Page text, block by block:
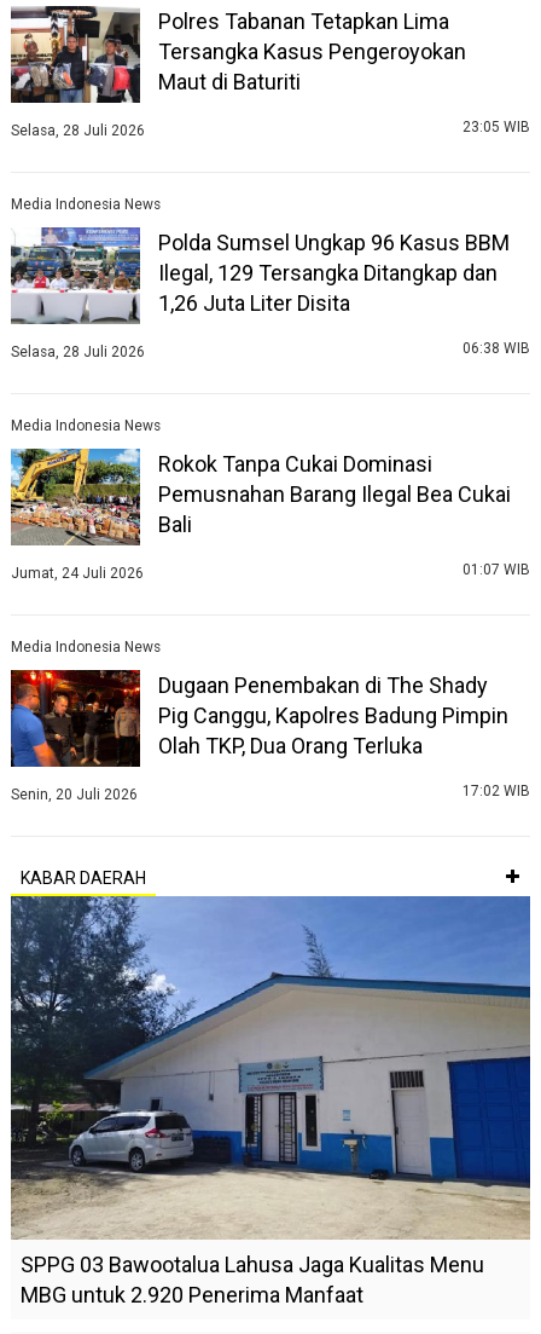
Polres Tabanan Tetapkan Lima
Tersangka Kasus Pengeroyokan
Maut di Baturiti
Selasa, 28 Juli 2026 23:05 WIB
Media Indonesia News
Polda Sumsel Ungkap 96 Kasus BBM
Ilegal, 129 Tersangka Ditangkap dan
1,26 Juta Liter Disita
Selasa, 28 Juli 2026 06:38 WIB
Media Indonesia News
Rokok Tanpa Cukai Dominasi
Pemusnahan Barang Ilegal Bea Cukai
Bali
Jumat, 24 Juli 2026 01:07 WIB
Media Indonesia News
Dugaan Penembakan di The Shady
Pig Canggu, Kapolres Badung Pimpin
Olah TKP, Dua Orang Terluka
Senin, 20 Juli 2026 17:02 WIB
KABAR DAERAH
SPPG 03 Bawootalua Lahusa Jaga Kualitas Menu
MBG untuk 2.920 Penerima Manfaat